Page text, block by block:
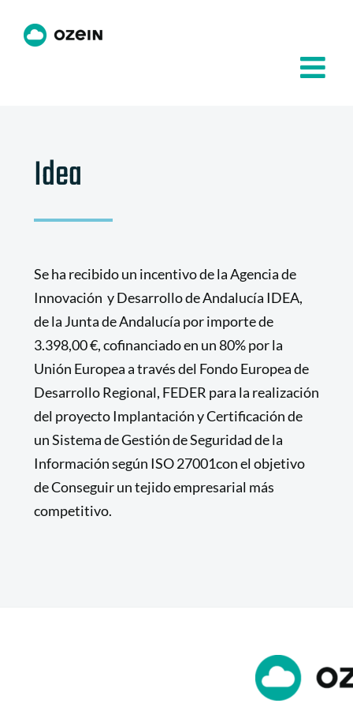
Idea
Se ha recibido un incentivo de la Agencia de
Innovación y Desarrollo de Andalucía IDEA,
de la Junta de Andalucía por importe de
3.398,00 €, cofinanciado en un 80% por la
Unión Europea a través del Fondo Europea de
Desarrollo Regional, FEDER para la realización
del proyecto Implantación y Certificación de
un Sistema de Gestión de Seguridad de la
Información según ISO 27001con el objetivo
de Conseguir un tejido empresarial más
competitivo.